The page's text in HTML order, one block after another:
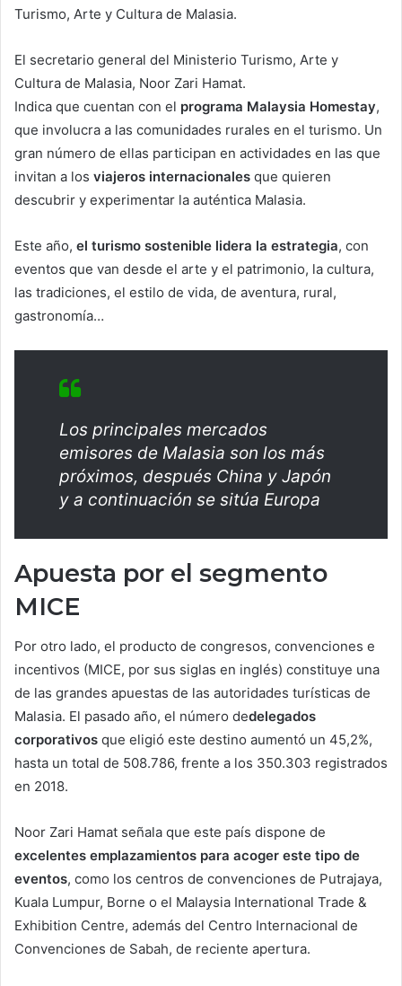
Turismo, Arte y Cultura de Malasia.
El secretario general del Ministerio Turismo, Arte y
Cultura de Malasia, Noor Zari Hamat.
Indica que cuentan con el programa Malaysia Homestay,
que involucra a las comunidades rurales en el turismo. Un
gran número de ellas participan en actividades en las que
invitan a los viajeros internacionales que quieren
descubrir y experimentar la auténtica Malasia.
Este año, el turismo sostenible lidera la estrategia, con
eventos que van desde el arte y el patrimonio, la cultura,
las tradiciones, el estilo de vida, de aventura, rural,
gastronomía…
Los principales mercados
emisores de Malasia son los más
próximos, después China y Japón
y a continuación se sitúa Europa
Apuesta por el segmento
MICE
Por otro lado, el producto de congresos, convenciones e
incentivos (MICE, por sus siglas en inglés) constituye una
de las grandes apuestas de las autoridades turísticas de
Malasia. El pasado año, el número dedelegados
corporativos que eligió este destino aumentó un 45,2%,
hasta un total de 508.786, frente a los 350.303 registrados
en 2018.
Noor Zari Hamat señala que este país dispone de
excelentes emplazamientos para acoger este tipo de
eventos, como los centros de convenciones de Putrajaya,
Kuala Lumpur, Borne o el Malaysia International Trade &
Exhibition Centre, además del Centro Internacional de
Convenciones de Sabah, de reciente apertura.